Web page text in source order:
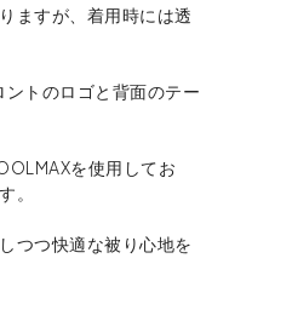
ますが、着用時には透
トのロゴと背面のテー
を使用してお
。
つつ快適な被り心地を